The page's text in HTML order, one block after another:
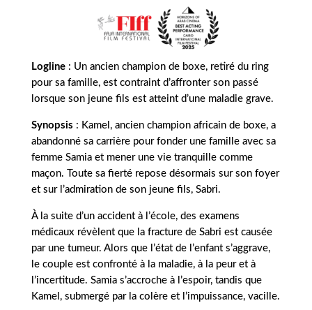
Logline : Un ancien champion de boxe, retiré du ring
pour sa famille, est contraint d’affronter son passé
lorsque son jeune fils est atteint d’une maladie grave.
Synopsis : Kamel, ancien champion africain de boxe, a
abandonné sa carrière pour fonder une famille avec sa
femme Samia et mener une vie tranquille comme
maçon. Toute sa fierté repose désormais sur son foyer
et sur l’admiration de son jeune fils, Sabri.
À la suite d’un accident à l’école, des examens
médicaux révèlent que la fracture de Sabri est causée
par une tumeur. Alors que l’état de l’enfant s’aggrave,
le couple est confronté à la maladie, à la peur et à
l’incertitude. Samia s’accroche à l’espoir, tandis que
Kamel, submergé par la colère et l’impuissance, vacille.